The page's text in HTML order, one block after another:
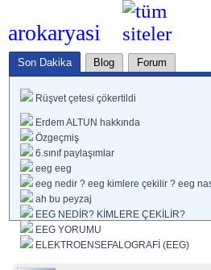
arokaryasi
Son Dakika Blog Forum
Rüşvet çetesi çökertildi
Erdem ALTUN hakkında
Özgeçmiş
6.sınıf paylaşımlar
eeg eeg
eeg nedir ? eeg kimlere çekilir ? eeg
ah bu peyzaj
EEG NEDİR? KİMLERE ÇEKİLİR?
EEG YORUMU
ELEKTROENSEFALOGRAFİ (EEG)